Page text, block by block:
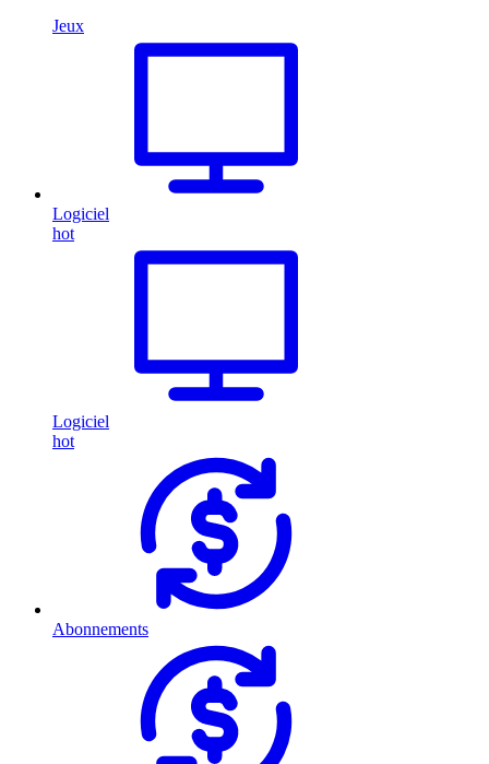
Jeux
Logiciel
hot
Logiciel
hot
Abonnements